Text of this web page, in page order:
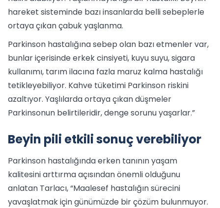
hareket sisteminde bazı insanlarda belli sebeplerle
ortaya çıkan çabuk yaşlanma.
Parkinson hastalığına sebep olan bazı etmenler var,
bunlar içerisinde erkek cinsiyeti, kuyu suyu, sigara
kullanımı, tarım ilacına fazla maruz kalma hastalığı
tetikleyebiliyor. Kahve tüketimi Parkinson riskini
azaltıyor. Yaşlılarda ortaya çıkan düşmeler
Parkinsonun belirtileridir, denge sorunu yaşarlar.”
Beyin pili etkili sonuç verebiliyor
Parkinson hastalığında erken tanının yaşam
kalitesini arttırma açısından önemli olduğunu
anlatan Tarlacı, “Maalesef hastalığın sürecini
yavaşlatmak için günümüzde bir çözüm bulunmuyor.